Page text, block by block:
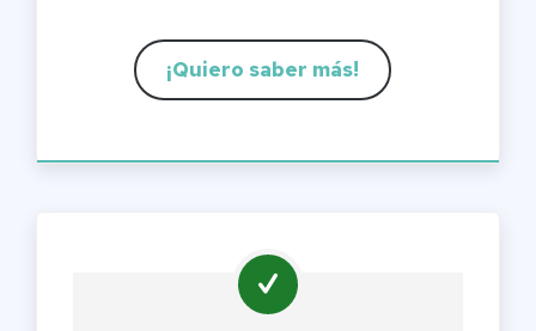
¡Quiero saber más!